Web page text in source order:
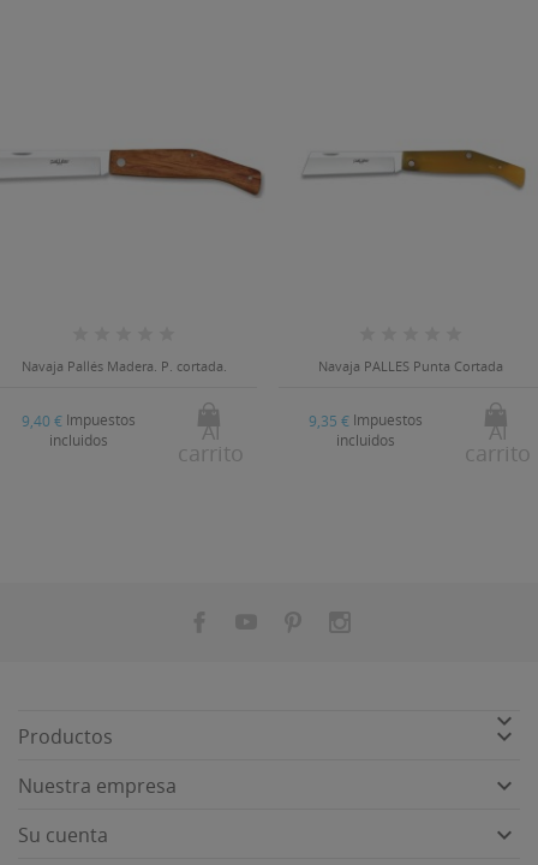
Navaja Pallés Madera. P. cortada.
9,40 € Impuestos
incluidos
Al
carrito
Navaja PALLES Punta Cortada
9,35 € Impuestos
incluidos
Al
carrito

Productos 
Nuestra empresa 
Su cuenta 